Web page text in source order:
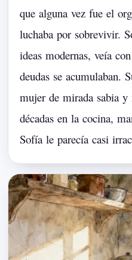
que alguna vez fue el
luchaba por sobrevivir.
ideas modernas, veía con
deudas se acumulaban.
mujer de mirada sabia y
décadas en la cocina,
Sofía le parecía casi